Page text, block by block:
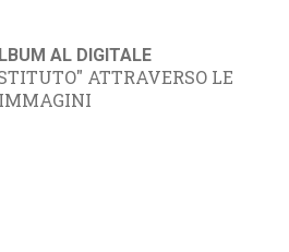
AL DIGITALE
ATTRAVERSO LE
IMMAGINI